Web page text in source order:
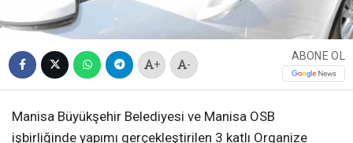
+ -
ABONE OL
Manisa Büyükşehir Belediyesi ve Manisa OSB
işbirliğinde yapımı gerçekleştirilen 3 katlı Organize